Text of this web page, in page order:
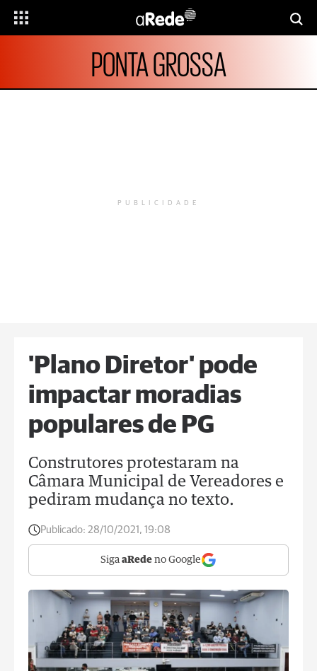
PONTA GROSSA
PUBLICIDADE
'Plano Diretor' pode
impactar moradias
populares de PG
Construtores protestaram na
Câmara Municipal de Vereadores e
pediram mudança no texto.
Publicado: 28/10/2021, 19:08
Siga aRede no Google